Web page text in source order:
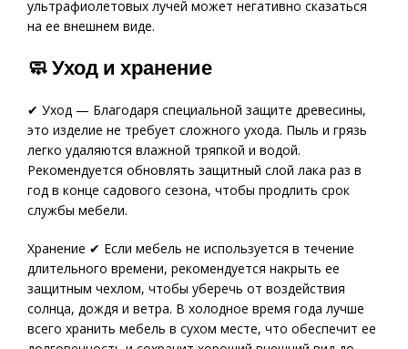
ультрафиолетовых лучей может негативно сказаться
на ее внешнем виде.
🧼 Уход и хранение
✔ Уход — Благодаря специальной защите древесины,
это изделие не требует сложного ухода. Пыль и грязь
легко удаляются влажной тряпкой и водой.
Рекомендуется обновлять защитный слой лака раз в
год в конце садового сезона, чтобы продлить срок
службы мебели.
Хранение ✔ Если мебель не используется в течение
длительного времени, рекомендуется накрыть ее
защитным чехлом, чтобы уберечь от воздействия
солнца, дождя и ветра. В холодное время года лучше
всего хранить мебель в сухом месте, что обеспечит ее